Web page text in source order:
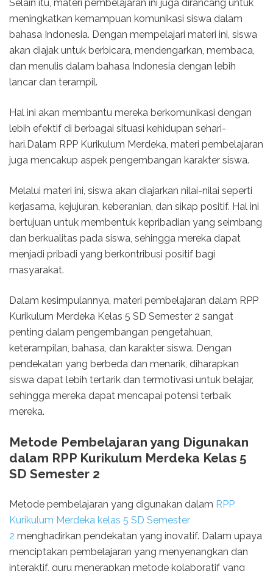
Selain itu, materi pembelajaran ini juga dirancang untuk
meningkatkan kemampuan komunikasi siswa dalam
bahasa Indonesia. Dengan mempelajari materi ini, siswa
akan diajak untuk berbicara, mendengarkan, membaca,
dan menulis dalam bahasa Indonesia dengan lebih
lancar dan terampil.
Hal ini akan membantu mereka berkomunikasi dengan
lebih efektif di berbagai situasi kehidupan sehari-
hari.Dalam RPP Kurikulum Merdeka, materi pembelajaran
juga mencakup aspek pengembangan karakter siswa.
Melalui materi ini, siswa akan diajarkan nilai-nilai seperti
kerjasama, kejujuran, keberanian, dan sikap positif. Hal ini
bertujuan untuk membentuk kepribadian yang seimbang
dan berkualitas pada siswa, sehingga mereka dapat
menjadi pribadi yang berkontribusi positif bagi
masyarakat.
Dalam kesimpulannya, materi pembelajaran dalam RPP
Kurikulum Merdeka Kelas 5 SD Semester 2 sangat
penting dalam pengembangan pengetahuan,
keterampilan, bahasa, dan karakter siswa. Dengan
pendekatan yang berbeda dan menarik, diharapkan
siswa dapat lebih tertarik dan termotivasi untuk belajar,
sehingga mereka dapat mencapai potensi terbaik
mereka.
Metode Pembelajaran yang Digunakan
dalam RPP Kurikulum Merdeka Kelas 5
SD Semester 2
Metode pembelajaran yang digunakan dalam RPP
Kurikulum Merdeka kelas 5 SD Semester
2 menghadirkan pendekatan yang inovatif. Dalam upaya
menciptakan pembelajaran yang menyenangkan dan
interaktif, guru menerapkan metode kolaboratif yang